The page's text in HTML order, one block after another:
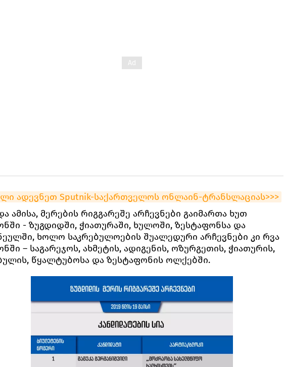
ადევნეთ Sputnik-საქართველოს ონლაინ-ტრანსლაციას>>>
ამისა, მერების რიგგარეშე არჩევნები გაიმართა ხუთ
- ზუგდიდში, ჭიათურაში, ხულოში, ზესტაფონსა და
ხოლო საკრებულოების შუალედური არჩევნები კი რვა
– საგარეჯოს, ახმეტის, ადიგენის, ოზურგეთის, ჭიათურის,
წყალტუბოსა და ზესტაფონის ოლქებში.